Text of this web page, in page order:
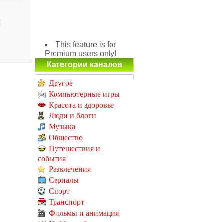
This feature is for
Premium users only!
Категории каналов
Другое
Компьютерные игры
Красота и здоровье
Люди и блоги
Музыка
Общество
Путешествия и
события
Развлечения
Сериалы
Спорт
Транспорт
Фильмы и анимация